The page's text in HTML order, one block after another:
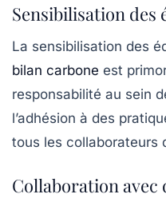
Sensibilisation des
La sensibilisation des
bilan carbone est
responsabilité au sein
l’adhésion à des
tous les collaborateurs
Collaboration avec